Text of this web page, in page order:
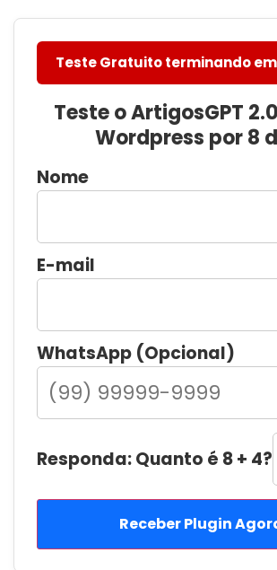
Teste Gratuito terminando em
Teste o ArtigosGPT
Wordpress por 8
Nome
E-mail
WhatsApp (Opcional)
Responda: Quanto é 8 + 4?
Receber Plugin